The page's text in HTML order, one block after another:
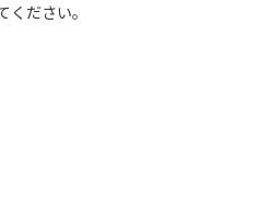
ださい。